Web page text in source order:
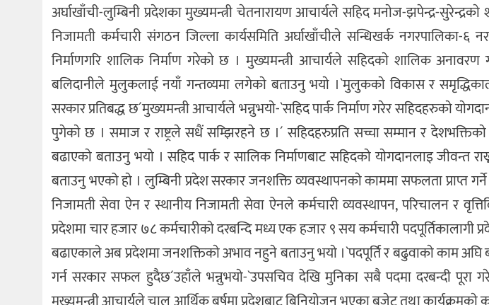
अर्घाखाँची-लुम्बिनी प्रदेशका मुख्यमन्त्री चेतनारायण आचार्यले सहिद मनाेज-झपेन्द्र-
निजामती कर्मचारी संगठन जिल्ला कार्यसमिति अर्घाखाँचीले सन्धिखर्क नगरपालिका-६
निर्माणगरि शालिक निर्माण गरेकाे छ । मुख्यमन्त्री आचार्यले सहिदकाे शालिक अनावरण
बलिदानीले मुलुकलाई नयाँ गन्तव्यमा लगेकाे बताउनु भयाे ।`मुलुककाे विकास र
सरकार प्रतिबद्ध छ´मुख्यमन्त्री आचार्यले भन्नुभयाे-`सहिद पार्क निर्माण गरेर सहिदहरुकाे
पुगेकाे छ । समाज र राष्ट्रले सधैं सम्झिरहने छ ।´ सहिदहरुप्रति सच्चा सम्मान र
बढाएकाे बताउनु भयाे । सहिद पार्क र सालिक निर्माणबाट सहिदकाे याेगदानलाइ जीवन्त
बताउनु भएको हाे । लुम्बिनी प्रदेश सरकार जनशक्ति व्यवस्थापनकाे काममा सफलता प्राप्त
निजामती सेवा ऐन र स्थानीय निजामती सेवा ऐनले कर्मचारी व्यवस्थापन, परिचालन र
प्रदेशमा चार हजार ७८ कर्मचारीकाे दरबन्दि मध्य एक हजार ९ सय कर्मचारी
बढाएकाले अब प्रदेशमा जनशक्तिकाे अभाव नहुने बताउनु भयाे ।`पदपूर्ति र बढुवाकाे काम
गर्न सरकार सफल हुदैछ´उहाँले भन्नुभयाे-`उपसचिव देखि मुनिका सबै पदमा दरबन्दी पूरा